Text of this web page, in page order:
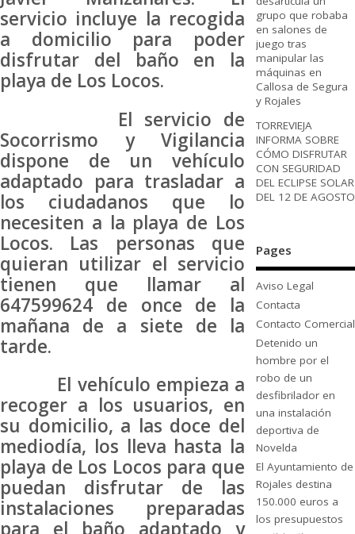
servicio incluye la recogida
a domicilio para poder
disfrutar del baño en la
playa de Los Locos.
El servicio de
Socorrismo y Vigilancia
dispone de un vehículo
adaptado para trasladar a
los ciudadanos que lo
necesiten a la playa de Los
Locos. Las personas que
quieran utilizar el servicio
tienen que llamar al
647599624 de once de la
mañana de a siete de la
tarde.
El vehículo empieza a
recoger a los usuarios, en
su domicilio, a las doce del
mediodía, los lleva hasta la
playa de Los Locos para que
puedan disfrutar de las
instalaciones preparadas
para el baño adaptado y
grupo que robaba
en salones de
juego tras
manipular las
máquinas en
Callosa de Segura
y Rojales
TORREVIEJA
INFORMA SOBRE
CÓMO DISFRUTAR
CON SEGURIDAD
DEL ECLIPSE SOLAR
DEL 12 DE AGOSTO
Pages
Aviso Legal
Contacta
Contacto Comercial
Detenido un
hombre por el
robo de un
desfibrilador en
una instalación
deportiva de
Novelda
El Ayuntamiento de
Rojales destina
150.000 euros a
los presupuestos